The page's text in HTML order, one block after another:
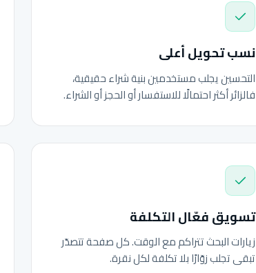
نسب تحويل أعلى
التحسين يجلب مستخدمين بنية شراء حقيقية،
فالزائر أكثر احتمالًا للاستفسار أو الحجز أو الشراء.
تسويق فعّال التكلفة
زيارات البحث تتراكم مع الوقت. كل صفحة تتصدّر
تبقى تجلب زوّارًا بلا تكلفة لكل نقرة.